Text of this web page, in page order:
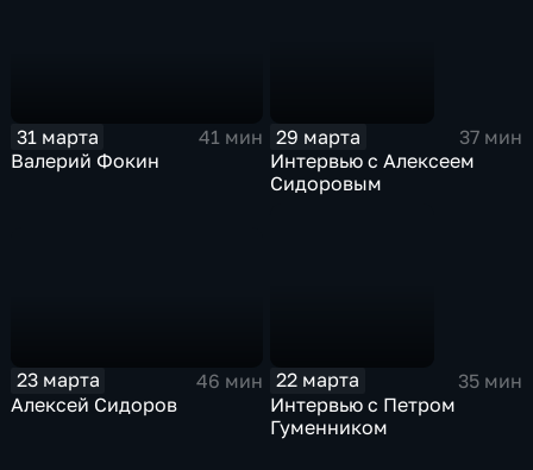
31 марта
41 мин
Валерий Фокин
29 марта
37 мин
Интервью с Алексеем
Сидоровым
23 марта
46 мин
Алексей Сидоров
22 марта
35 мин
Интервью с Петром
Гуменником